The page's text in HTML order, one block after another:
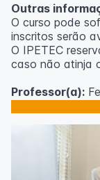
Outras
O curso pode
inscritos serão
O IPETEC
caso não atinja
Professor(a):